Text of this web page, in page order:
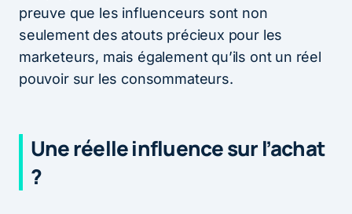
preuve que les influenceurs sont non
seulement des atouts précieux pour les
marketeurs, mais également qu’ils ont un réel
pouvoir sur les consommateurs.
Une réelle influence sur l’achat
?